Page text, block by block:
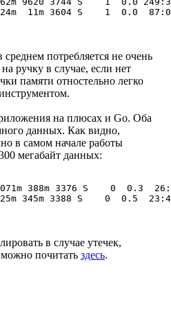
потребляется не очень
ручку в случае, если нет
памяти отностельно легко
на плюсах и Go. Оба
данных. Как видно,
в самом начале работы
мегабайт данных:
388m 3376 S    0  0.3
в случае утечек,
почитать здесь.